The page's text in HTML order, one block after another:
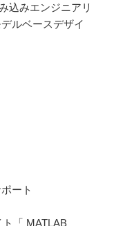
込みエンジニアリ
ルベースデザイ
ート
ト「 MATLAB